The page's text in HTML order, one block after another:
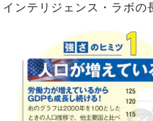
インテリジェンス・ラボの